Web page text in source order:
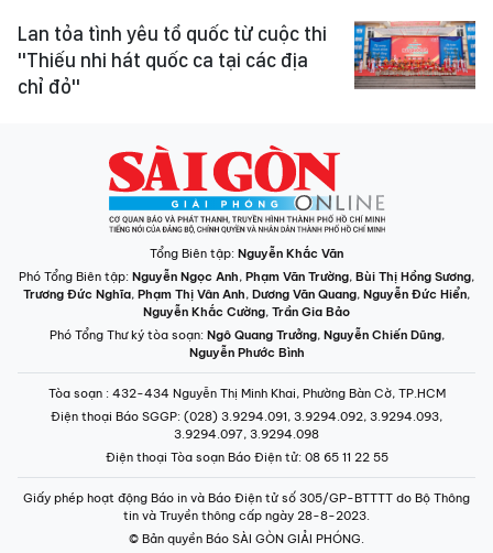
Lan tỏa tình yêu tổ quốc từ cuộc thi
"Thiếu nhi hát quốc ca tại các địa
chỉ đỏ"
Tổng Biên tập: Nguyễn Khắc Văn
Phó Tổng Biên tập: Nguyễn Ngọc Anh, Phạm Văn Trường, Bùi Thị Hồng Sương,
Trương Đức Nghĩa, Phạm Thị Vân Anh, Dương Văn Quang, Nguyễn Đức Hiển,
Nguyễn Khắc Cường, Trần Gia Bảo
Phó Tổng Thư ký tòa soạn: Ngô Quang Trưởng, Nguyễn Chiến Dũng,
Nguyễn Phước Bình
Tòa soạn : 432-434 Nguyễn Thị Minh Khai, Phường Bàn Cờ, TP.HCM
Điện thoại Báo SGGP: (028) 3.9294.091, 3.9294.092, 3.9294.093,
3.9294.097, 3.9294.098
Điện thoại Tòa soạn Báo Điện tử: 08 65 11 22 55
Giấy phép hoạt động Báo in và Báo Điện tử số 305/GP-BTTTT do Bộ Thông
tin và Truyền thông cấp ngày 28-8-2023.
© Bản quyền Báo SÀI GÒN GIẢI PHÓNG.